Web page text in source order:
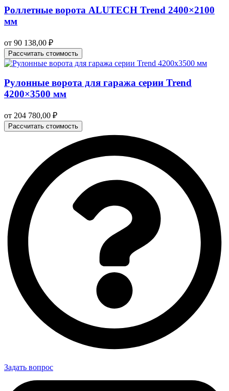
Роллетные ворота ALUTECH Trend 2400×2100
мм
от 90 138,00 ₽
Рассчитать стоимость
Рулонные ворота для гаража серии Trend
4200×3500 мм
от 204 780,00 ₽
Рассчитать стоимость
Задать вопрос